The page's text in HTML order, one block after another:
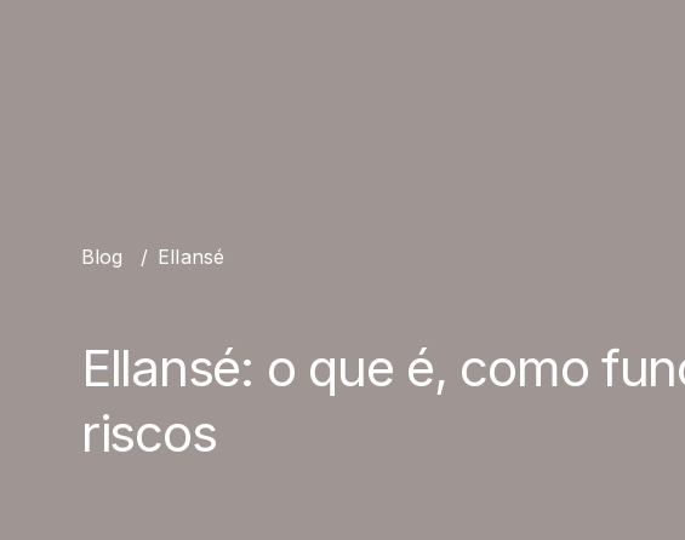
Blog / Ellansé
Ellansé: o que é, como
riscos